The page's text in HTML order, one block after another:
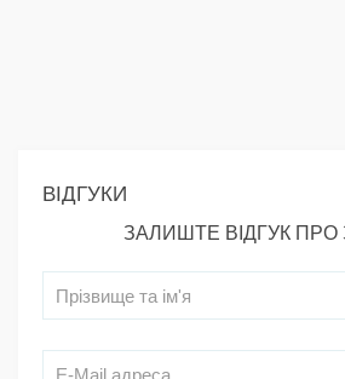
ВІДГУКИ
ЗАЛИШТЕ ВІДГУК ПРО